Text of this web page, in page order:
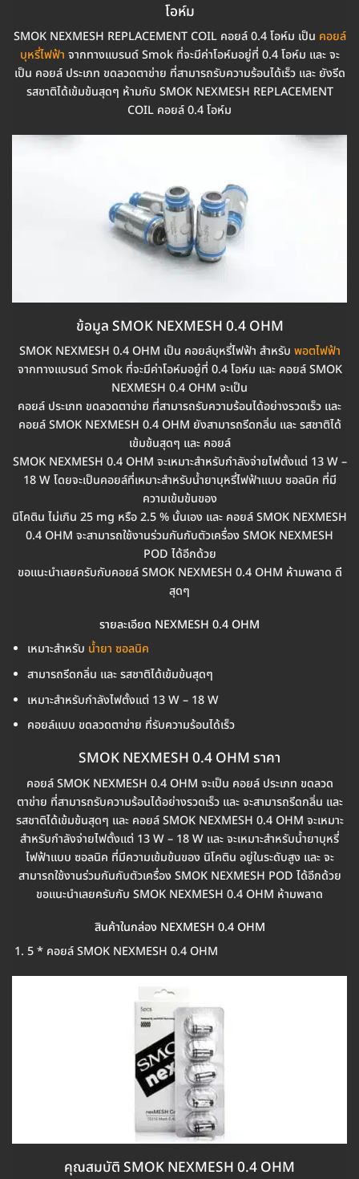
โอห์ม
SMOK NEXMESH REPLACEMENT COIL คอยล์ 0.4 โอห์ม เป็น คอยล์
บุหรี่ไฟฟ้า จากทางแบรนด์ Smok ที่จะมีค่าโอห์มอยู่ที่ 0.4 โอห์ม และ จะ
เป็น คอยล์ ประเภท ขดลวดตาข่าย ที่สามารถรับความร้อนได้เร็ว และ ยังรีด
รสชาติได้เข้มข้นสุดๆ ห้ามกับ SMOK NEXMESH REPLACEMENT
COIL คอยล์ 0.4 โอห์ม
ข้อมูล SMOK NEXMESH 0.4 OHM
SMOK NEXMESH 0.4 OHM เป็น คอยล์บุหรี่ไฟฟ้า สำหรับ พอตไฟฟ้า
จากทางแบรนด์ Smok ที่จะมีค่าโอห์มอยู๋ที่ 0.4 โอห์ม และ คอยล์ SMOK
NEXMESH 0.4 OHM จะเป็น
คอยล์ ประเภท ขดลวดตาข่าย ที่สามารถรับความร้อนได้อย่างรวดเร็ว และ
คอยล์ SMOK NEXMESH 0.4 OHM ยังสามารถรีดกลิ่น และ รสชาติได้
เข้มข้นสุดๆ และ คอยล์
SMOK NEXMESH 0.4 OHM จะเหมาะสำหรับกำลังจ่ายไฟตั้งแต่ 13 W –
18 W โดยจะเป็นคอยล์ที่เหมาะสำหรับน้ำยาบุหรี่ไฟฟ้าแบบ ซอลนิค ที่มี
ความเข้มข้นของ
นิโคติน ไม่เกิน 25 mg หรือ 2.5 % นั้นเอง และ คอยล์ SMOK NEXMESH
0.4 OHM จะสามารถใช้งานร่วมกันกับตัวเครื่อง SMOK NEXMESH
POD ได้อีกด้วย
ขอแนะนำเลยครับกับคอยล์ SMOK NEXMESH 0.4 OHM ห้ามพลาด ดี
สุดๆ
รายละเอียด NEXMESH 0.4 OHM
เหมาะสำหรับ น้ำยา ซอลนิค
สามารถรีดกลิ่น และ รสชาติได้เข้มข้นสุดๆ
เหมาะสำหรับกำลังไฟตั้งแต่ 13 W – 18 W
คอยล์แบบ ขดลวดตาข่าย ที่รับความร้อนได้เร็ว
SMOK NEXMESH 0.4 OHM ราคา
คอยล์ SMOK NEXMESH 0.4 OHM จะเป็น คอยล์ ประเภท ขดลวด
ตาข่าย ที่สามารถรับความร้อนได้อย่างรวดเร็ว และ จะสามารถรีดกลิ่น และ
รสชาติได้เข้มข้นสุดๆ และ คอยล์ SMOK NEXMESH 0.4 OHM จะเหมาะ
สำหรับกำลังจ่ายไฟตั้งแต่ 13 W – 18 W และ จะเหมาะสำหรับน้ำยาบุหรี่
ไฟฟ้าแบบ ซอลนิค ที่มีความเข้มข้นของ นิโคติน อยู่ในระดับสูง และ จะ
สามารถใช้งานร่วมกันกับตัวเครื่อง SMOK NEXMESH POD ได้อีกด้วย
ขอแนะนำเลยครับกับ SMOK NEXMESH 0.4 OHM ห้ามพลาด
สินค้าในกล่อง NEXMESH 0.4 OHM
5 * คอยล์ SMOK NEXMESH 0.4 OHM
คุณสมบัติ SMOK NEXMESH 0.4 OHM